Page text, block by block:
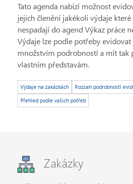
Tato agenda nabízí možnost
jejich členění jakékoli výdaje
nespadají do agend Výkaz práce
Výdaje lze podle potřeby
množstvím podrobností a mít tak
vlastním představám.
Výdaje na zakázkách
Rozsah podrobností
Přehled podle vašich potřeb
Zakázky